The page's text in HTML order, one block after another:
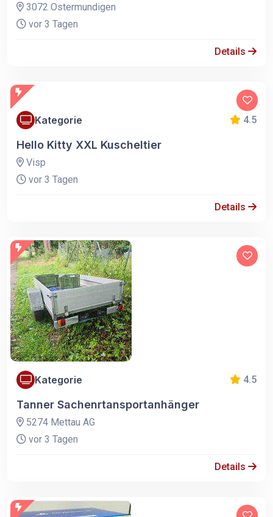
3072 Ostermundigen
vor 3 Tagen
Details
Kategorie 4.5
Hello Kitty XXL Kuscheltier
Visp
vor 3 Tagen
Details
Kategorie 4.5
Tanner Sachenrtansportanhänger
5274 Mettau AG
vor 3 Tagen
Details